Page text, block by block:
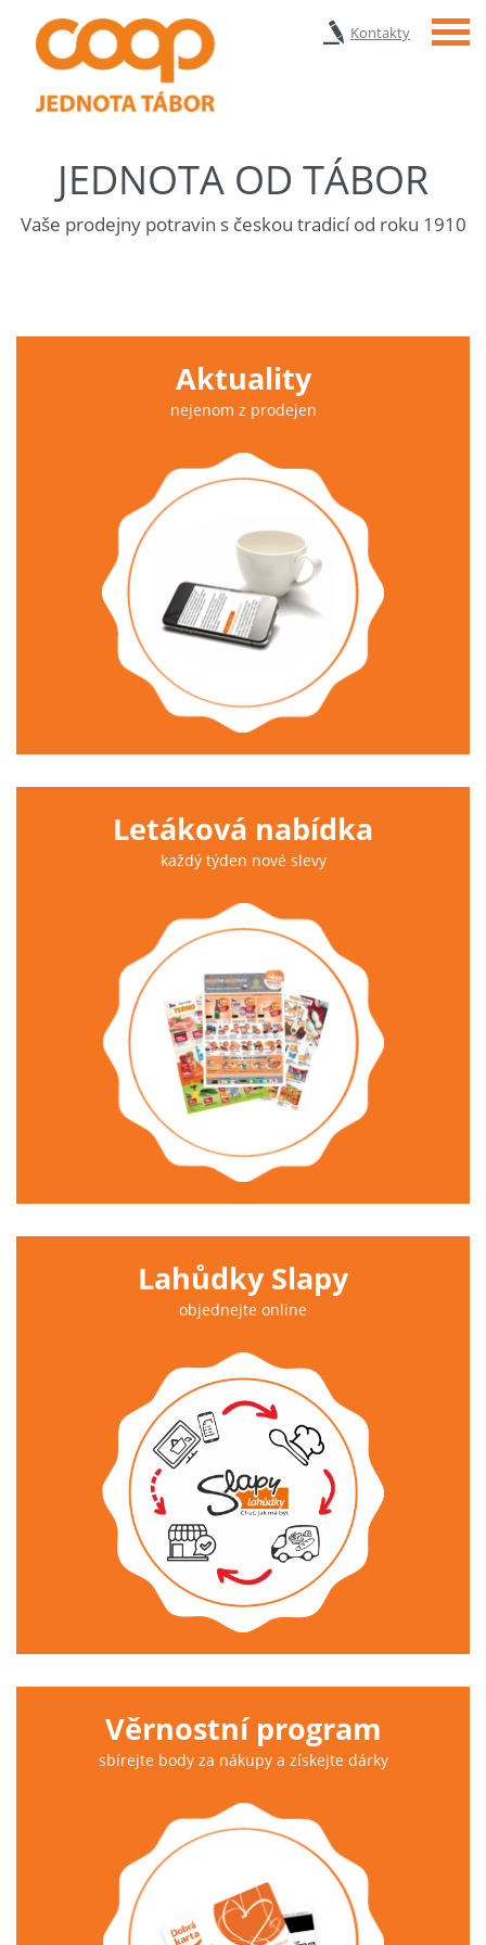
Kontakty Menu
JEDNOTA OD TÁBOR
Vaše prodejny potravin s českou tradicí od roku 1910
Aktuality
nejenom z prodejen
Letáková nabídka
každý týden nové slevy
Lahůdky Slapy
objednejte online
Věrnostní program
sbírejte body za nákupy a získejte dárky